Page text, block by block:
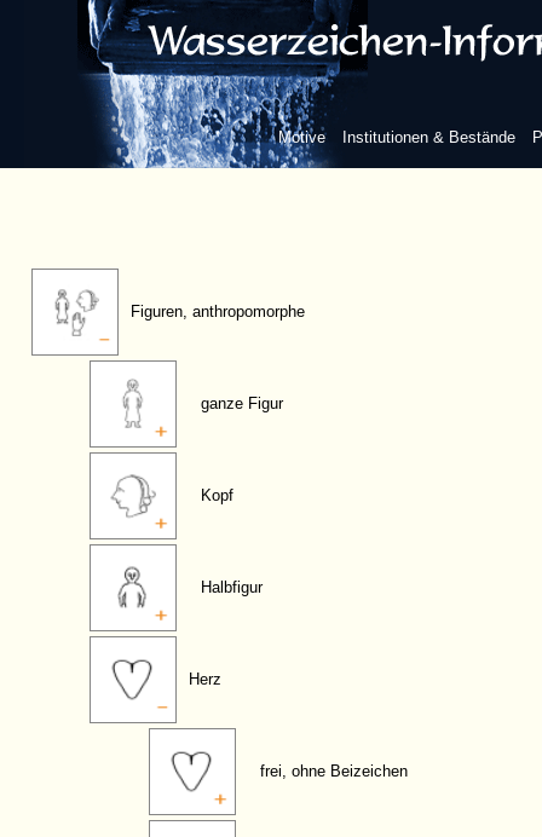
Motive Institutionen & Bestände
Figuren, anthropomorphe
ganze Figur
Kopf
Halbfigur
Herz
frei, ohne Beizeichen